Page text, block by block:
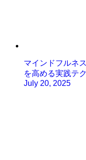
マインドフルネ
を高める実践テク
July 20, 2025